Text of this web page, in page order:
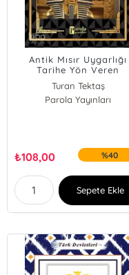
Antik Mısır Uygarlığı
Tarihe Yön Veren
Medeniyetler
Turan Tektaş
Parola Yayınları
₺108,00 %40
Sepete Ekle